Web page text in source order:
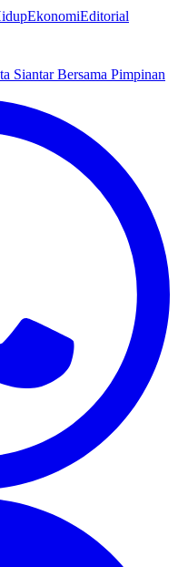
EkonomiEditorial
Siantar Bersama Pimpinan